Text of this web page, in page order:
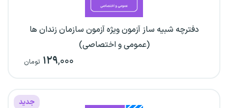
دفترچه شبیه ساز آزمون ویژه آزمون سازمان زندان ها
(عمومی و اختصاصی)
۱۲۹,۰۰۰ تومان
جدید